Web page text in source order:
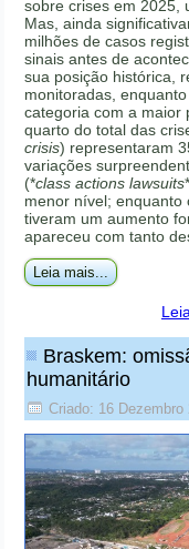
sobre crises em 2025,
Mas, ainda
milhões de casos
sinais antes de
sua posição histórica,
monitoradas,
categoria com a maior
quarto do total das
crisis) representaram
variações
(*class actions lawsuits
menor nível; enquanto
tiveram um aumento
apareceu com tanto
Leia mais...
Braskem:
humanitário
Criado: 16 Dezembro